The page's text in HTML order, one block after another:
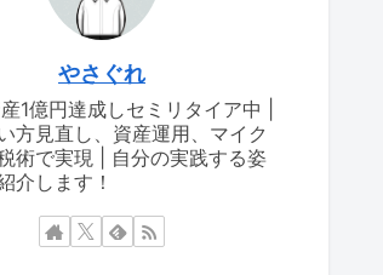
やさぐれ
1億円達成しセミリタイア中 |
方見直し、資産運用、マイク
術で実現 | 自分の実践する姿
介します！